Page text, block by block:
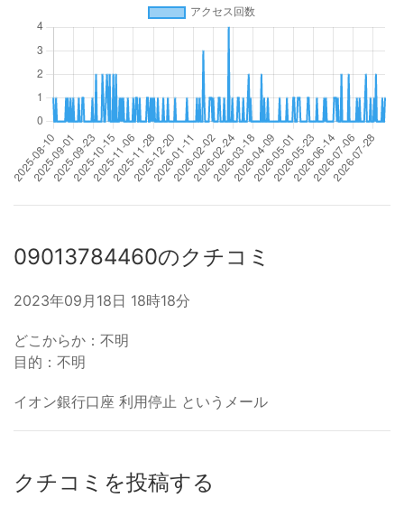
09013784460のクチコミ
2023年09月18日 18時18分
どこからか：不明
目的：不明
イオン銀行口座 利用停止 というメール
クチコミを投稿する